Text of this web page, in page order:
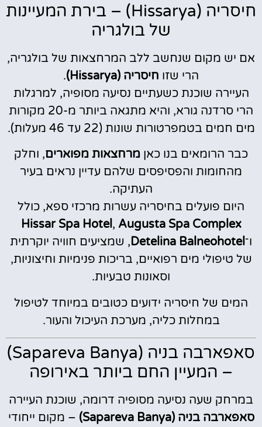
חיסריה (Hissarya) – בירת המעיינות
של בולגריה
אם יש מקום שנחשב ללב המרחצאות של בולגריה,
הרי שזו חיסריה (Hissarya)
.
העיירה שוכנת כשעתיים נסיעה מסופיה, למרגלות
הרי סרדנה גורא, והיא מתגאה ביותר מ-20 מקורות
מים חמים בטמפרטורות שונות (22 עד 46 מעלות).
כבר הרומאים בנו כאן מרחצאות מפוארים, וחלק
מהחומות והפסיפסים שלהם עדיין נראים בעיר
העתיקה.
היום פועלים בחיסריה עשרות מרכזי ספא, כולל
Hissar Spa Hotel, Augusta Spa Complex
ו־Detelina Balneohotel, שמציעים חוויה יוקרתית
של טיפולי מים רפואיים, בריכות פנימיות וחיצוניות,
וסאונות טבעיות.
המים של חיסריה ידועים כטובים במיוחד לטיפול
במחלות כליה, מערכת העיכול והעור.
סאפארבה בניה (Sapareva Banya)
– המעיין החם ביותר באירופה
במרחק שעה נסיעה מסופיה דרומה, שוכנת העיירה
סאפארבה בניה (Sapareva Banya)
– מקום ייחודי